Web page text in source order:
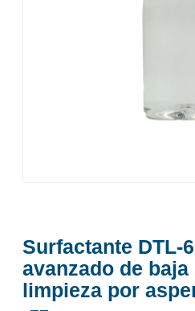
Surfactant L501HS: Surfactante de alto rendimiento y baja espuma para limpieza por aspersión industrial
Preguntar
Surfactante DTL-
avanzado de
limpieza por